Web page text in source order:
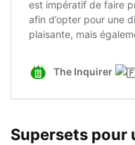
Supersets pour